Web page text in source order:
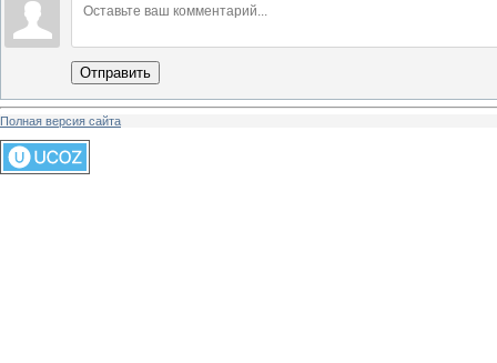
Отправить
Полная версия сайта